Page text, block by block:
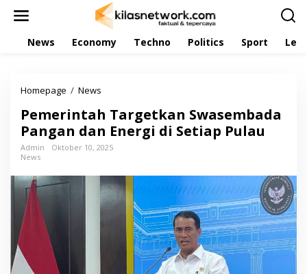
News Economy Techno Politics Sport
Homepage / News
m
e
r
i
t
a
h
Pemerintah Targetkan Swasembada
Pangan dan Energi di Setiap Pulau
Admin
Oktober 10, 2025
News